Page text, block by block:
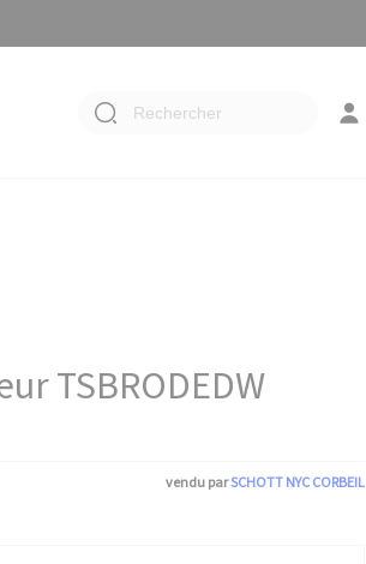
Rechercher
TSBRODEDW
vendu parSCHOTT NYC CORBEIL